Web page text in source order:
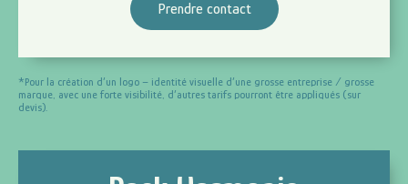
Prendre contact
*Pour la création d’un logo – identité visuelle d’une grosse entreprise / grosse
marque, avec une forte visibilité, d’autres tarifs pourront être appliqués (sur
devis).